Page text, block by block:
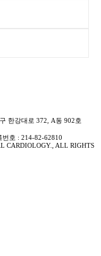
한강대로 372, A동 902호
호 : 214-82-62810
CARDIOLOGY., ALL RIGHTS